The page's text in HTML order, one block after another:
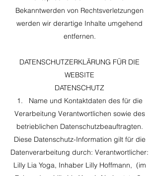
Bekanntwerden von Rechtsverletzungen
werden wir derartige Inhalte umgehend
entfernen.
DATENSCHUTZERKLÄRUNG FÜR DIE
WEBSITE
DATENSCHUTZ
1. Name und Kontaktdaten des für die
Verarbeitung Verantwortlichen sowie des
betrieblichen Datenschutzbeauftragten.
Diese Datenschutz-Information gilt für die
Datenverarbeitung durch: Verantwortlicher:
Lilly Lia Yoga, Inhaber Lilly Hoffmann, (im